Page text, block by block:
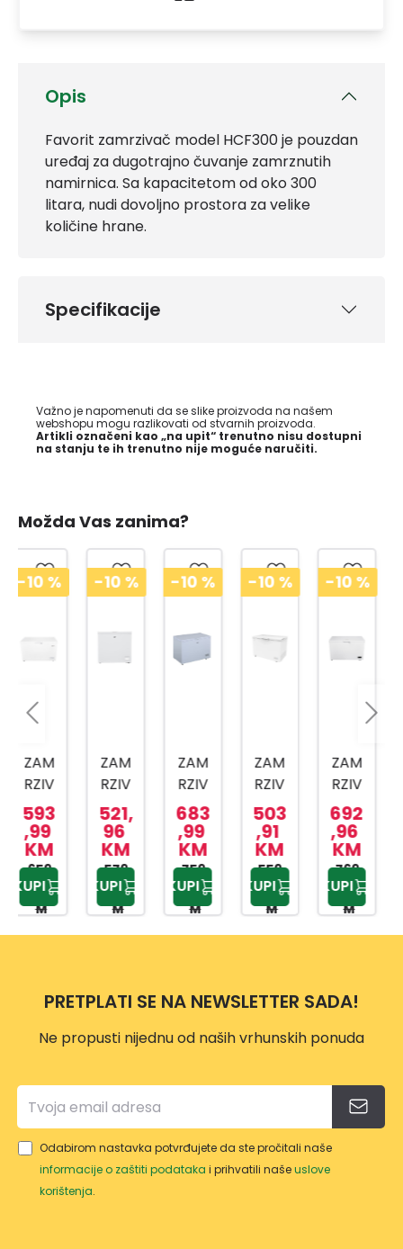
Opis
Favorit zamrzivač model HCF300 je pouzdan
uređaj za dugotrajno čuvanje zamrznutih
namirnica. Sa kapacitetom od oko 300
litara, nudi dovoljno prostora za velike
količine hrane.
Specifikacije
Važno je napomenuti da se slike proizvoda na našem
webshopu mogu razlikovati od stvarnih proizvoda.
Artikli označeni kao „na upit“ trenutno nisu dostupni
na stanju te ih trenutno nije moguće naručiti.
Možda Vas zanima?
-10%
ZAM
RZIV
AČ
CF20
0WN
521,
96
KM
579,
95 K
M
KUPI
-10%
ZAM
RZIV
AČ
CF31
6WN
683
,99
KM
759,
99 K
M
KUPI
-10%
ZAM
RZIV
AČ
RH29
00H
503
,91
KM
559,
90 K
M
KUPI
-10%
ZAM
RZIV
AČ
FH37
E6W
692
,96
KM
769,
95 K
M
KUPI
-10%
ZAM
RZIV
AČ
RFSA
210K
30W
N
661,
50
KM
735,
00 K
M
KUPI
PRETPLATI SE NA NEWSLETTER SADA!
Ne propusti nijednu od naših vrhunskih ponuda
Odabirom nastavka potvrđujete da ste pročitali naše
informacije o zaštiti podataka i prihvatili našeuslove
korištenja.